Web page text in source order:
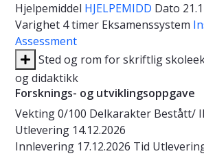
Hjelpemiddel HJELPEMIDD Dato
Varighet 4 timer Eksamenssystem
Assessment
Sted og rom for skriftlig
og didaktikk
Forsknings- og utviklingsoppgave
Vekting0/100 Delkarakter Bestått/
Utlevering 14.12.2026
Innlevering 17.12.2026 Tid